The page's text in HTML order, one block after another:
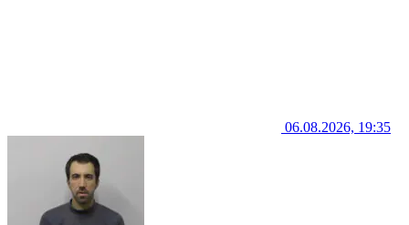
06.08.2026, 19:35